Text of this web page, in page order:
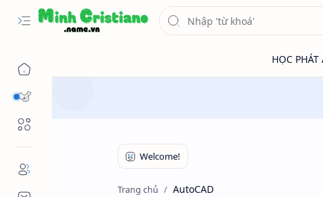
Trang chủ AutoCAD